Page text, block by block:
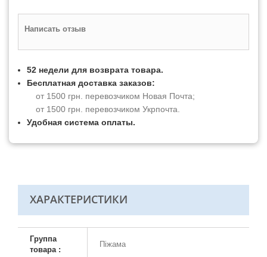
Написать отзыв
52 недели для возврата товара.
Бесплатная доставка заказов:
от 1500 грн. перевозчиком Новая Почта;
от 1500 грн. перевозчиком Укрпочта.
Удобная система оплаты.
ХАРАКТЕРИСТИКИ
Группа
товара :
Піжама